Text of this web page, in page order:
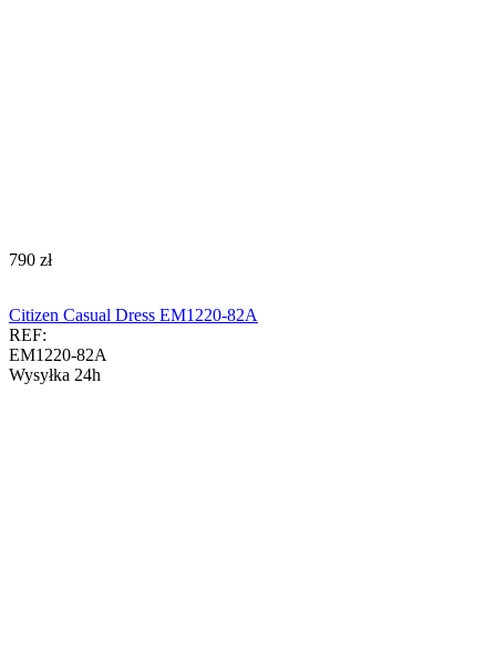
‍790‍ zł
Citizen Casual Dress EM1220-82A
REF:
EM1220-82A
Wysyłka 24h